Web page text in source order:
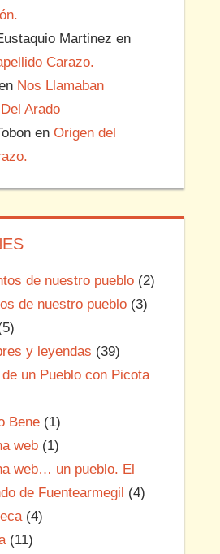
Martinez en
Carazo.
Nos Llamaban
Arado
enOrigen del
de nuestro pueblo (2)
de nuestro pueblo (3)
y leyendas (39)
un Pueblo con Picota
Bene (1)
web (1)
web… un pueblo. El
de Fuentearmegil (4)
(4)
(11)